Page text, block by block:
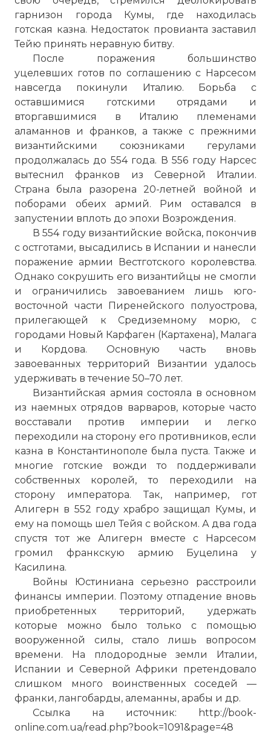
гарнизон города Кумы, где находилась
готская казна. Недостаток провианта заставил
Тейю принять неравную битву.
После поражения большинство
уцелевших готов по соглашению с Нарсесом
навсегда покинули Италию. Борьба с
оставшимися готскими отрядами и
вторгавшимися в Италию племенами
аламаннов и франков, а также с прежними
византийскими союзниками герулами
продолжалась до 554 года. В 556 году Нарсес
вытеснил франков из Северной Италии.
Страна была разорена 20-летней войной и
поборами обеих армий. Рим оставался в
запустении вплоть до эпохи Возрождения.
В 554 году византийские войска, покончив
с остготами, высадились в Испании и нанесли
поражение армии Вестготского королевства.
Однако сокрушить его византийцы не смогли
и ограничились завоеванием лишь юго-
восточной части Пиренейского полуострова,
прилегающей к Средиземному морю, с
городами Новый Карфаген (Картахена), Малага
и Кордова. Основную часть вновь
завоеванных территорий Византии удалось
удерживать в течение 50–70 лет.
Византийская армия состояла в основном
из наемных отрядов варваров, которые часто
восставали против империи и легко
переходили на сторону его противников, если
казна в Константинополе была пуста. Также и
многие готские вожди то поддерживали
собственных королей, то переходили на
сторону императора. Так, например, гот
Алигерн в 552 году храбро защищал Кумы, и
ему на помощь шел Тейя с войском. А два года
спустя тот же Алигерн вместе с Нарсесом
громил франкскую армию Буцелина у
Касилина.
Войны Юстиниана серьезно расстроили
финансы империи. Поэтому отпадение вновь
приобретенных территорий, удержать
которые можно было только с помощью
вооруженной силы, стало лишь вопросом
времени. На плодородные земли Италии,
Испании и Северной Африки претендовало
слишком много воинственных соседей —
франки, лангобарды, алеманны, арабы и др.
Ссылка на источник:
http://book-
online.com.ua/read.php?book=1091&page=48